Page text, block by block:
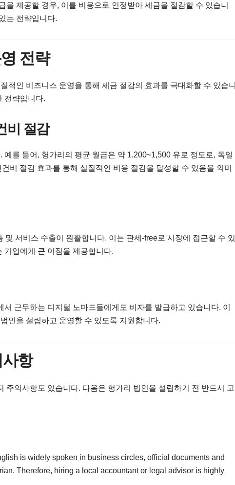
제공할 경우, 이를 비용으로 인정받아 세금을 절감할 수 있습니
는 전략입니다.
전략
적인 비즈니스 운영을 통해 세금 절감의 효과를 극대화할 수 있습니
전략입니다.
비 절감
를 들어, 헝가리의 평균 월급은 약 1,200~1,500 유로 정도로, 독일
비 절감 효과를 통해 실질적인 비용 절감을 달성할 수 있음을 의미
서비스 수출이 원활합니다. 이는 관세-free로 시장에 접근할 수 있
기업에게 큰 이점을 제공합니다.
서 근무하는 디지털 노마드들에게도 비자를 발급하고 있습니다. 이
인을 설립하고 운영할 수 있도록 지원합니다.
항
주의사항도 있습니다. 다음은 헝가리 법인을 설립하기 전 반드시 고
is widely spoken in business circles, official documents and
Therefore, hiring a local accountant or legal advisor is highly